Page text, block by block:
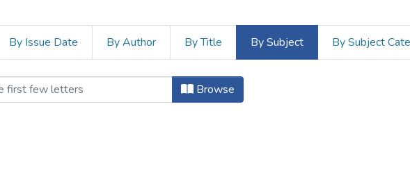
By Issue Date By Author By Title By Subject By Subject
en Ingeniería y Ciencias Aplicadas by
Browse